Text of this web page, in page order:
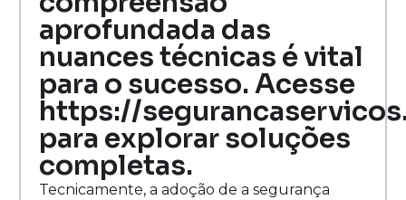
aprofundada das
nuances técnicas é vital
para o sucesso. Acesse
https://
para explorar soluções
completas.
Tecnicamente, a adoção de a segurança